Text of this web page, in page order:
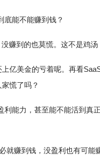
底能不能赚到钱？
赚到的也莫慌。这不是鸡汤
亿美金的亏着呢。再看
慌了吗？
能力，甚至能不能活到真
就赚到钱，没盈利也有可能